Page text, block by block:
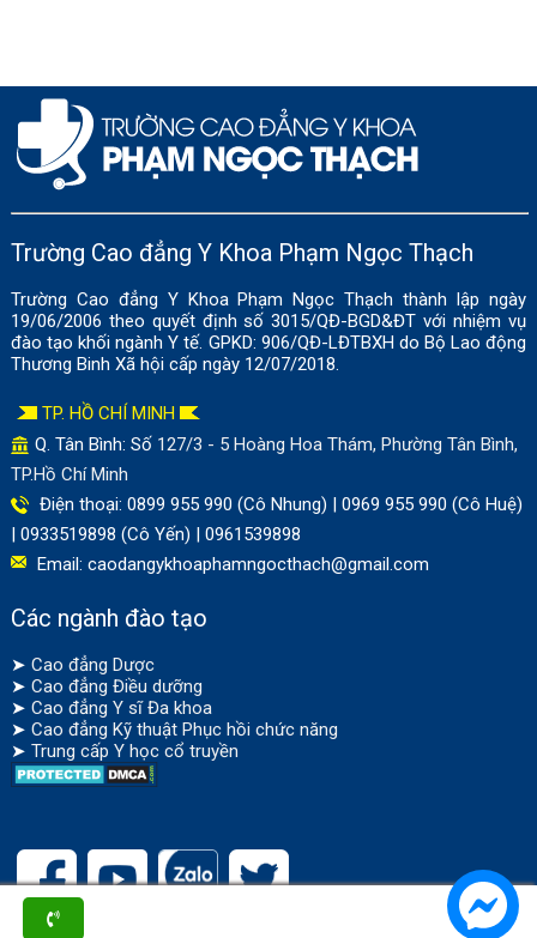
Trường Cao đẳng Y Khoa Phạm Ngọc Thạch
Trường Cao đẳng Y Khoa Phạm Ngọc Thạch thành lập ngày
19/06/2006 theo quyết định số 3015/QĐ-BGD&ĐT với nhiệm vụ
đào tạo khối ngành Y tế. GPKD: 906/QĐ-LĐTBXH do Bộ Lao động
Thương Binh Xã hội cấp ngày 12/07/2018.
TP. HỒ CHÍ MINH
Q. Tân Bình: Số 127/3 - 5 Hoàng Hoa Thám, Phường Tân Bình,
TP.Hồ Chí Minh
Điện thoại: 0899 955 990 (Cô Nhung) | 0969 955 990 (Cô Huệ)
| 0933519898 (Cô Yến) | 0961539898
Email: caodangykhoaphamngocthach@gmail.com
Các ngành đào tạo
➤ Cao đẳng Dược
➤ Cao đẳng Điều dưỡng
➤ Cao đẳng Y sĩ Đa khoa
➤ Cao đẳng Kỹ thuật Phục hồi chức năng
➤ Trung cấp Y học cổ truyền